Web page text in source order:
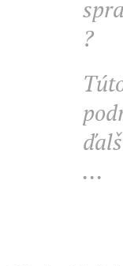
?
...